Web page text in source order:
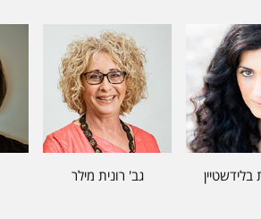
בלידשטיין גב' רונית מילר